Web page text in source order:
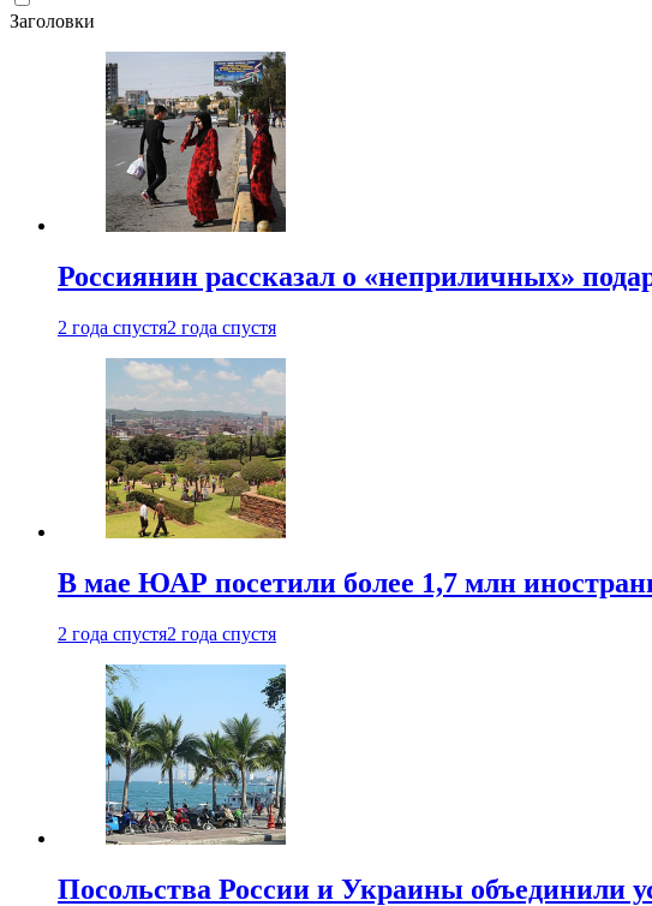
Заголовки
Россиянин рассказал о «неприличных»
2 года спустя2 года спустя
В мае ЮАР посетили более 1,7 млн
2 года спустя2 года спустя
Посольства России и Украины объединили